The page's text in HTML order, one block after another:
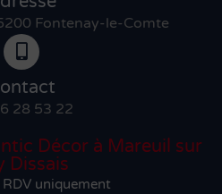
Fontenay-le-Comte
28 53 22
Décor à Mareuil sur
Dissais
uniquement